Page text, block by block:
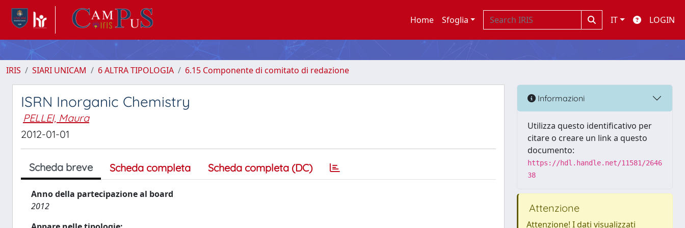
Home Sfoglia IT LOGIN
IRIS SIARI UNICAM 6 ALTRA TIPOLOGIA 6.15 Componente di comitato di redazione
ISRN Inorganic Chemistry
PELLEI, Maura
2012-01-01
Scheda breve Scheda completa Scheda completa (DC)
Anno della partecipazione al board
2012
Informazioni
Utilizza questo identificativo per
citare o creare un link a questo
documento:
https://hdl.handle.net/11581/2646
38
Attenzione
Attenzione! I dati visualizzati